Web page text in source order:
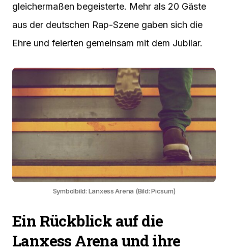
gleichermaßen begeisterte. Mehr als 20 Gäste
aus der deutschen Rap-Szene gaben sich die
Ehre und feierten gemeinsam mit dem Jubilar.
Symbolbild: Lanxess Arena (Bild: Picsum)
Ein Rückblick auf die
Lanxess Arena und ihre